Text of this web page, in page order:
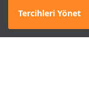
Tercihleri Yönet
Erkek Eşofman
Kadın Tayt